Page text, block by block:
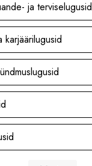
ja terviselugusid
karjäärilugusid